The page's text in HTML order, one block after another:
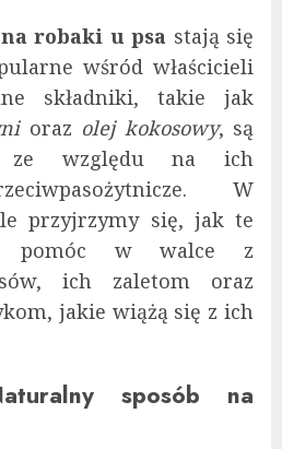
robaki u psa stają się
wśród właścicieli
składniki, takie jak
oraz olej kokosowy, są
ze względu na ich
W
przyjrzymy się, jak te
pomóc w walce z
ich zaletom oraz
jakie wiążą się z ich
sposób na